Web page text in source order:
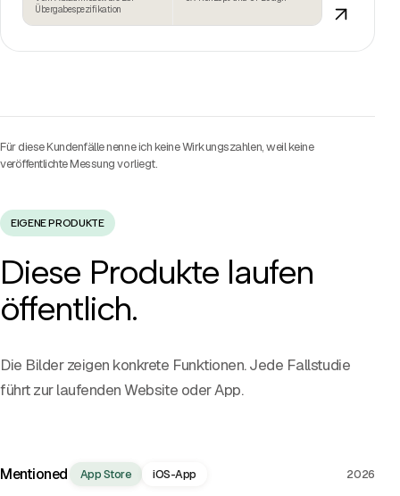
Übergabespezifikation
Für diese Kundenfälle nenne ich keine Wirkungszahlen, weil keine
veröffentlichte Messung vorliegt.
EIGENE PRODUKTE
Diese Produkte laufen
öffentlich.
Die Bilder zeigen konkrete Funktionen. Jede Fallstudie
führt zur laufenden Website oder App.
PROJEKTFILM
Mentioned App Store iOS-App 2026